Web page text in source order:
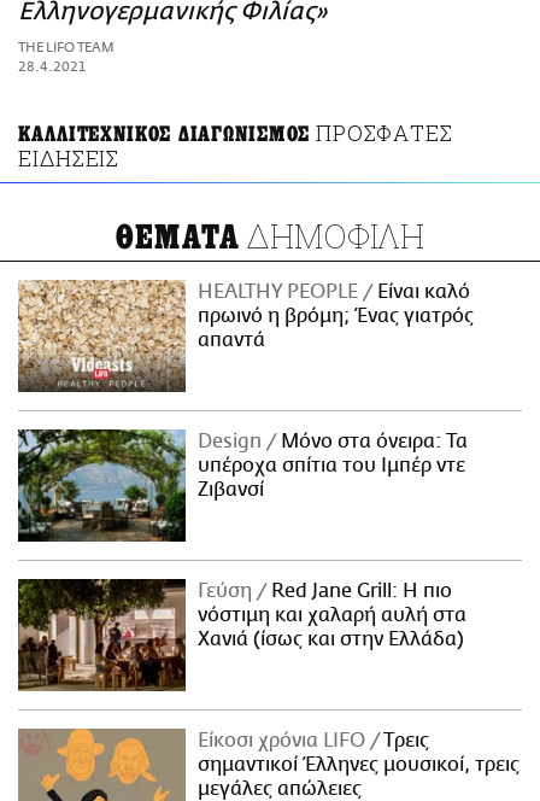
PRINT
Ελληνογερμανικής Φιλίας»
THE LIFO TEAM
28.4.2021
ΚΑΛΛΙΤΕΧΝΙΚΟΣ ΔΙΑΓΩΝΙΣΜΟΣ ΠΡΟΣΦΑΤΕΣ
ΕΙΔΗΣΕΙΣ
ΘΕΜΑΤΑ ΔΗΜΟΦΙΛΗ
HEALTHY PEOPLE
Είναι καλό
πρωινό η βρόμη; Ένας γιατρός
απαντά
Design
Μόνο στα όνειρα: Τα
υπέροχα σπίτια του Ιμπέρ ντε
Ζιβανσί
Γεύση
Red Jane Grill: Η πιο
νόστιμη και χαλαρή αυλή στα
Χανιά (ίσως και στην Ελλάδα)
Είκοσι χρόνια LIFO
Tρεις
σημαντικοί Έλληνες μουσικοί, τρεις
μεγάλες απώλειες